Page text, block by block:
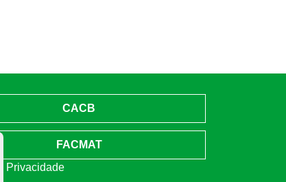
CACB
FACMAT
Privacidade